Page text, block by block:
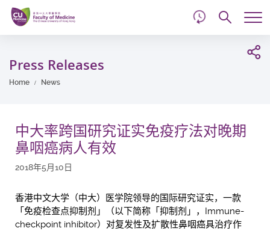
Skip
main
content
Press Releases
Home News
中大率跨国研究证实免疫疗法对晚期
鼻咽癌病人有效
2018年5月10日
香港中文大学（中大）医学院领导的国际研究证实，一款
「免疫检查点抑制剂」（以下简称「抑制剂」，Immune-
checkpoint inhibitor）对复发性及扩散性鼻咽癌具治疗作